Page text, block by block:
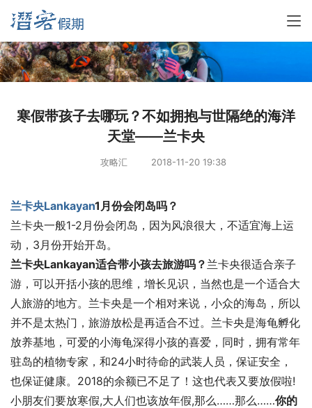
寒假带孩子去哪玩？不如拥抱与世隔绝的海洋
天堂——兰卡央
攻略汇 2018-11-20 19:38
兰卡央Lankayan1月份会闭岛吗？
兰卡央一般1-2月份会闭岛，因为风浪很大，不适宜海上运
动，3月份开始开岛。
兰卡央Lankayan适合带小孩去旅游吗？ 兰卡央很适合亲子
游，可以开括小孩的思维，增长见识，当然也是一个适合大
人旅游的地方。兰卡央是一个相对来说，小众的海岛，所以
并不是太热门，旅游放松是再适合不过。兰卡央是海龟孵化
放养基地，可爱的小海龟深得小孩的喜爱，同时，拥有常年
驻岛的植物专家，和24小时待命的武装人员，保证安全，
也保证健康。2018的余额已不足了！这也代表又要放假啦!
小朋友们要放寒假,大人们也该放年假,那么……那么……你的